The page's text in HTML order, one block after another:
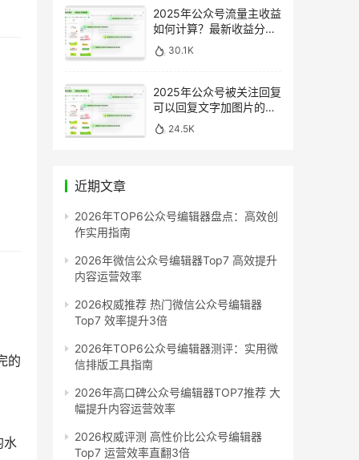
的
水
2025年公众号流量主收益
如何计算？最新收益分析
与提升方法
30.1K
2025年公众号被关注回复
可以回复文字加图片的消
息吗？最新设置指南
24.5K
近期文章
2026年TOP6公众号编辑器盘点：高效创
作实用指南
2026年微信公众号编辑器Top7 高效提升
内容运营效率
2026权威推荐 热门微信公众号编辑器
Top7 效率提升3倍
2026年TOP6公众号编辑器测评：实用微
信排版工具指南
2026年高口碑公众号编辑器TOP7推荐 大
幅提升内容运营效率
2026权威评测 高性价比公众号编辑器
Top7 运营效率直翻3倍